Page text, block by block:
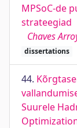
MPSoC-de
strateegiad
Chaves
dissertations
44.
Suurele